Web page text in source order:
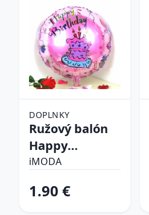
DOPLNKY
Ružový balón
Happy
birthday
iMODA
1.90 €